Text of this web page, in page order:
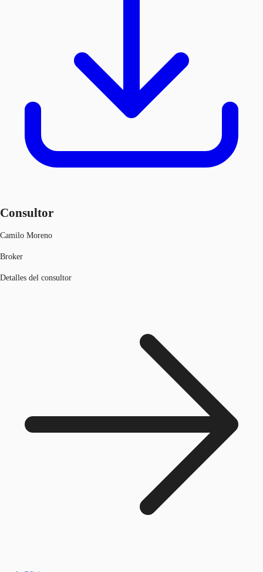
Consultor
Camilo Moreno
Broker
Detalles del consultor